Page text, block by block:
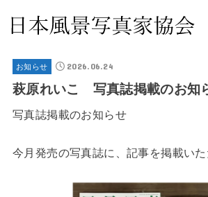
お知らせ 2026.06.24
萩原れいこ 写真誌掲載のお知
写真誌掲載のお知らせ
今月発売の写真誌に、記事を掲載いた